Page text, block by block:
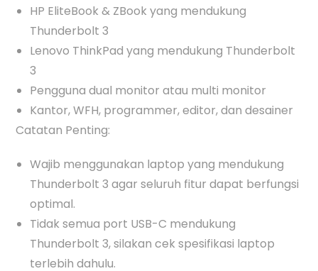
HP EliteBook & ZBook yang mendukung
Thunderbolt 3
Lenovo ThinkPad yang mendukung Thunderbolt
3
Pengguna dual monitor atau multi monitor
Kantor, WFH, programmer, editor, dan desainer
Catatan Penting:
Wajib menggunakan laptop yang mendukung
Thunderbolt 3 agar seluruh fitur dapat berfungsi
optimal.
Tidak semua port USB-C mendukung
Thunderbolt 3, silakan cek spesifikasi laptop
terlebih dahulu.